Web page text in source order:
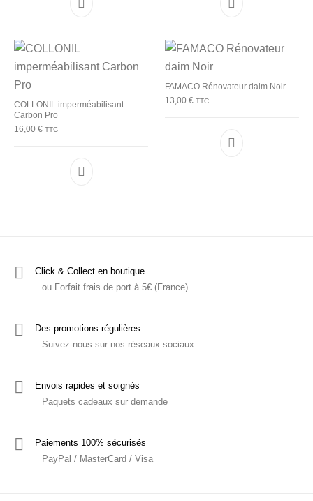
COLLONIL imperméabilisant
Carbon Pro
16,00€ TTC
FAMACO Rénovateur daim Noir
13,00 € TTC
Click & Collect en boutique
ou Forfait frais de port à 5€ (France)
Des promotions régulières
Suivez-nous sur nos réseaux sociaux
Envois rapides et soignés
Paquets cadeaux sur demande
Paiements 100% sécurisés
PayPal / MasterCard / Visa